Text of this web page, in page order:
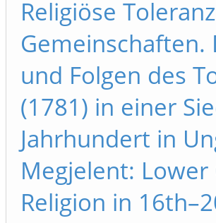
Religiöse
Gemeinschaften.
und Folgen des
(1781) in einer
Jahrhundert in
Megjelent: Lower
Religion in